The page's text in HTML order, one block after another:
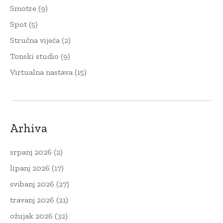
Smotre (9)
Spot(5)
Stručna vijeća (2)
Tonski studio (9)
Virtualna nastava (15)
Arhiva
srpanj 2026 (2)
lipanj 2026 (17)
svibanj 2026 (27)
travanj 2026 (21)
ožujak 2026 (32)